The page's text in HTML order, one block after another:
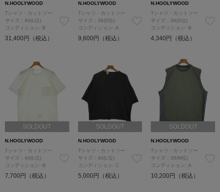
N.HOOLYWOOD
Tシャツ・カットソー
サイズ：40(L位)
コンディション: B
31,400円（税込）
N.HOOLYWOOD
Tシャツ・カットソー
サイズ：36(S位)
コンディション: A
9,600円（税込）
N.HOOLYWOOD
Tシャツ・カットソー
サイズ：36(S位)
コンディション: B
4,340円（税込）
SOLDOUT
N.HOOLYWOOD
Tシャツ・カットソー
サイズ：40(L位)
コンディション: B
7,700円（税込）
SOLDOUT
N.HOOLYWOOD
Tシャツ・カットソー
サイズ：40(L位)
コンディション: C
5,000円（税込）
SOLDOUT
N.HOOLYWOOD
Tシャツ・カットソー
サイズ：38(M位)
コンディション: A
10,200円（税込）